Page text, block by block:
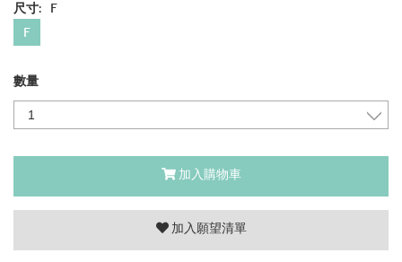
尺寸: F
F
數量
加入購物車
加入願望清單